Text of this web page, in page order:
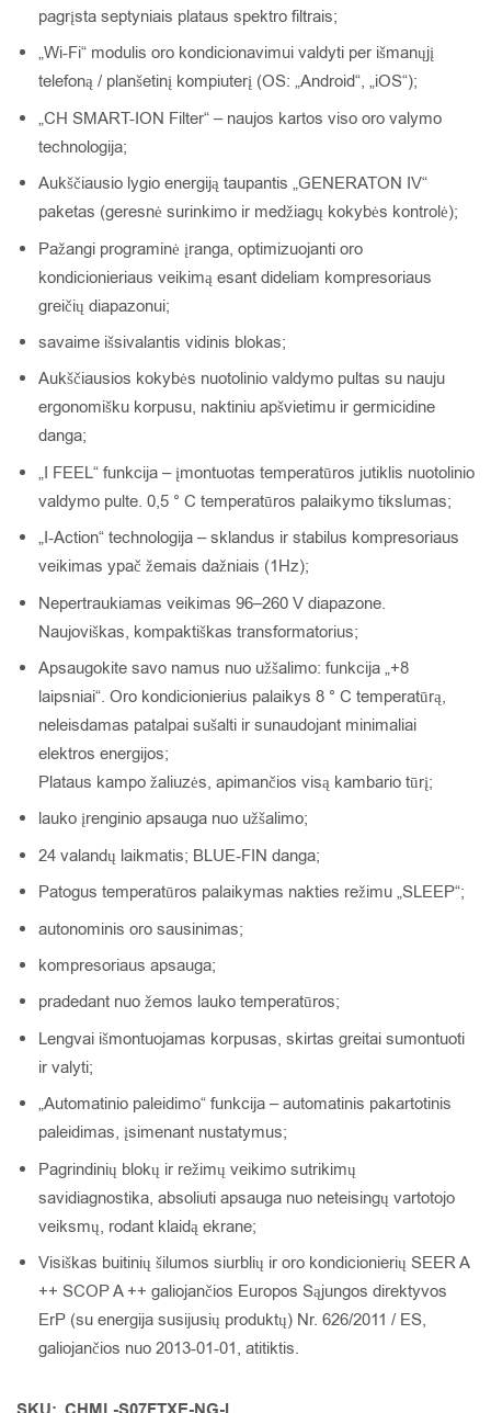
pagrįsta septyniais plataus spektro filtrais;
„Wi-Fi“ modulis oro kondicionavimui valdyti per išmanųjį
telefoną / planšetinį kompiuterį (OS: „Android“, „iOS“);
„CH SMART-ION Filter“ – naujos kartos viso oro valymo
technologija;
Aukščiausio lygio energiją taupantis „GENERATON IV“
paketas (geresnė surinkimo ir medžiagų kokybės kontrolė);
Pažangi programinė įranga, optimizuojanti oro
kondicionieriaus veikimą esant dideliam kompresoriaus
greičių diapazonui;
savaime išsivalantis vidinis blokas;
Aukščiausios kokybės nuotolinio valdymo pultas su nauju
ergonomišku korpusu, naktiniu apšvietimu ir germicidine
danga;
„I FEEL“ funkcija – įmontuotas temperatūros jutiklis nuotolinio
valdymo pulte. 0,5 ° C temperatūros palaikymo tikslumas;
„I-Action“ technologija – sklandus ir stabilus kompresoriaus
veikimas ypač žemais dažniais (1Hz);
Nepertraukiamas veikimas 96–260 V diapazone.
Naujoviškas, kompaktiškas transformatorius;
Apsaugokite savo namus nuo užšalimo: funkcija „+8
laipsniai“. Oro kondicionierius palaikys 8 ° C temperatūrą,
neleisdamas patalpai sušalti ir sunaudojant minimaliai
elektros energijos;
Plataus kampo žaliuzės, apimančios visą kambario tūrį;
lauko įrenginio apsauga nuo užšalimo;
24 valandų laikmatis; BLUE-FIN danga;
Patogus temperatūros palaikymas nakties režimu „SLEEP“;
autonominis oro sausinimas;
kompresoriaus apsauga;
pradedant nuo žemos lauko temperatūros;
Lengvai išmontuojamas korpusas, skirtas greitai sumontuoti
ir valyti;
„Automatinio paleidimo“ funkcija – automatinis pakartotinis
paleidimas, įsimenant nustatymus;
Pagrindinių blokų ir režimų veikimo sutrikimų
savidiagnostika, absoliuti apsauga nuo neteisingų vartotojo
veiksmų, rodant klaidą ekrane;
Visiškas buitinių šilumos siurblių ir oro kondicionierių SEER A
++ SCOP A ++ galiojančios Europos Sąjungos direktyvos
ErP (su energija susijusių produktų) Nr. 626/2011 / ES,
galiojančios nuo 2013-01-01, atitiktis.